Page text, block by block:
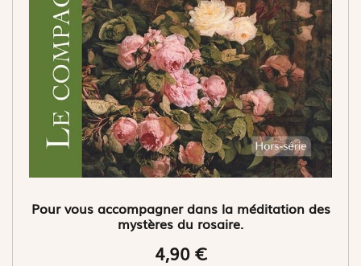
Pour vous accompagner dans la méditation des
mystères du rosaire.
4,90 €